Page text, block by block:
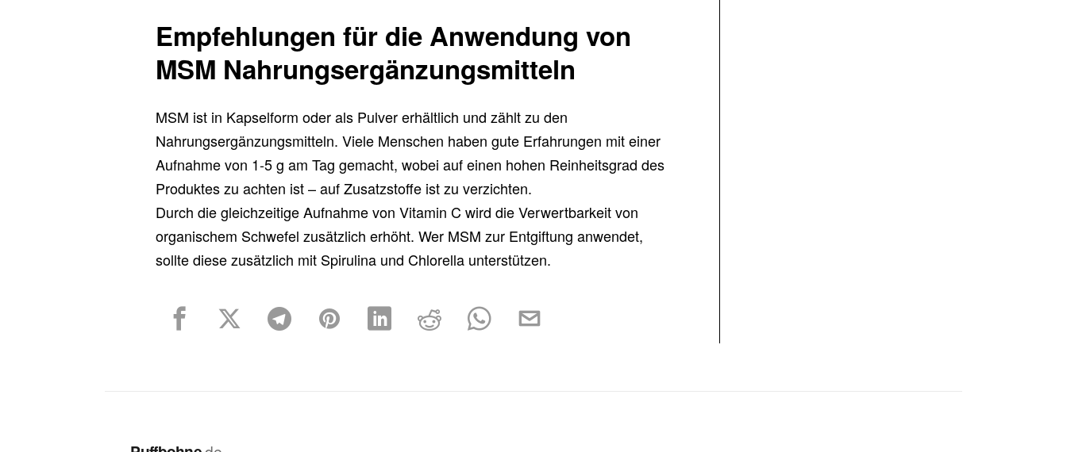
Empfehlungen für die Anwendung von
MSM Nahrungsergänzungsmitteln
MSM ist in Kapselform oder als Pulver erhältlich und zählt zu den
Nahrungsergänzungsmitteln. Viele Menschen haben gute Erfahrungen mit einer
Aufnahme von 1-5 g am Tag gemacht, wobei auf einen hohen Reinheitsgrad des
Produktes zu achten ist – auf Zusatzstoffe ist zu verzichten.
Durch die gleichzeitige Aufnahme von Vitamin C wird die Verwertbarkeit von
organischem Schwefel zusätzlich erhöht. Wer MSM zur Entgiftung anwendet,
sollte diese zusätzlich mit Spirulina und Chlorella unterstützen.